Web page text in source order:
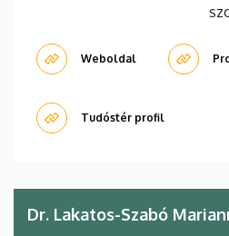
Weboldal
Tudóstér profil
Dr. Lakatos-Szabó